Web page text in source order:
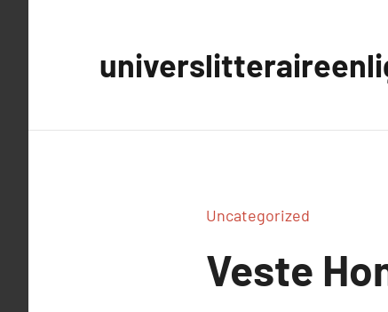
Uncategorized
Veste